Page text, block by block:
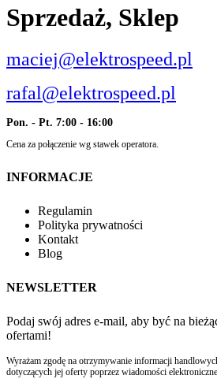
Sprzedaż, Sklep
maciej@elektrospeed.pl
rafal@elektrospeed.pl
Pon. - Pt. 7:00 - 16:00
Cena za połączenie wg stawek operatora.
INFORMACJE
Regulamin
Polityka prywatności
Kontakt
Blog
NEWSLETTER
Podaj swój adres e-mail, aby być na
ofertami!
Wyrażam zgodę na otrzymywanie informacji
dotyczących jej oferty poprzez wiadomości